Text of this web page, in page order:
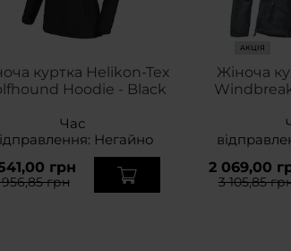
куртка Helikon-Tex
Hoodie - Black
Час
Негайно
грн
грн
АКЦІЯ
Жіноча
2 069,00
3 105,85